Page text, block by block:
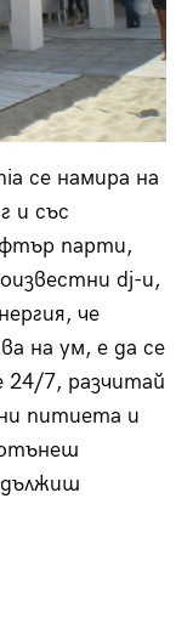
се намира на
и със
парти,
dj-и,
че
на ум, е да се
7, разчитай
питиета и